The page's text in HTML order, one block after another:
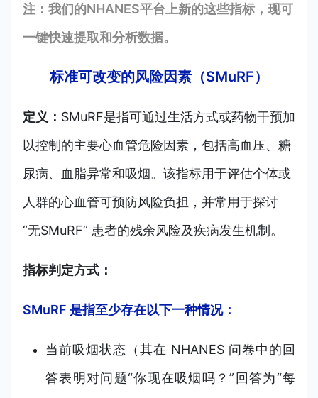
注：我们的NHANES平台上新的这些指标，现可
一键快速提取和分析数据。
标准可改变的风险因素（SMuRF）
定义： SMuRF是指可通过生活方式或药物干预加
以控制的主要心血管危险因素，包括高血压、糖
尿病、血脂异常和吸烟。该指标用于评估个体或
人群的心血管可预防风险负担，并常用于探讨
“无SMuRF” 患者的残余风险及疾病发生机制。
指标判定方式：
SMuRF 是指至少存在以下一种情况：
当前吸烟状态（其在 NHANES 问卷中的回
答表明对问题“你现在吸烟吗？”回答为“每